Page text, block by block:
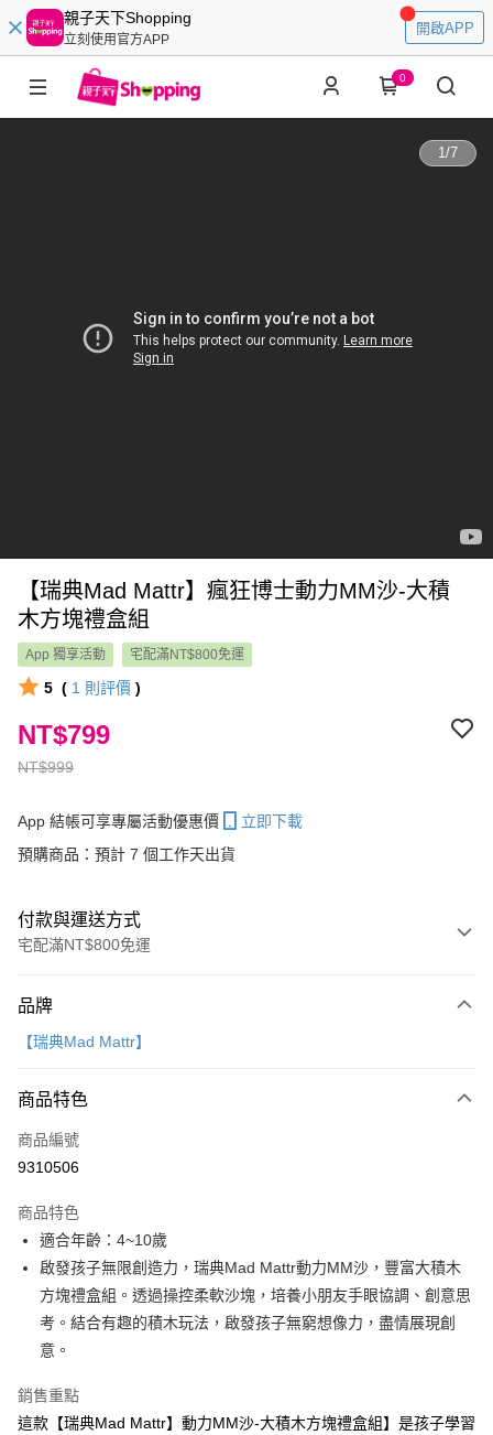
親子天下Shopping
立刻使用官方APP
開啟APP
0
1/7
【瑞典Mad Mattr】瘋狂博士動力MM沙-大積
木方塊禮盒組
App 獨享活動 宅配滿NT$800免運
5 ( 1 則評價 )
NT$999
NT$799
App 結帳可享專屬活動優惠價
立即下載
預購商品：預計 7 個工作天出貨
付款與運送方式
宅配滿NT$800免運
信用卡一次付款
Apple Pay
大哥付你分期
相關說明
1.本服務由台灣大哥大提供，台灣大哥大用戶可立即使用無須另外申請。
2.付款方式選擇「大哥付你分期」，訂單成立後會自動跳轉到大哥付的交易
流程，驗證手機門號後，選擇欲分期的期數、繳款截止日，確認付款後即完
成交易。
3.實際核准額度、可分期數及費用金額請依後續交易確認頁面所載為準。
4.訂單成立30分鐘內，如未前往確認交易或遇審核未通過，訂單將自動取
消。如遇「轉專審核」未通過狀況，表示未達大哥付你分期系統評分，恕無
法說明評估內容。
1.分期款項不併入電信帳單，「大哥付你分期」於每月結算日後寄送繳費提
2.透過簡訊連結打開帳單後，可選擇「超商條碼／台灣大直營門市／銀行轉
AFTEE先享後付
相關說明
【關於「AFTEE先享後付」】
便利好安心！
１．簡單：不需註冊會員、不需綁卡、不需儲值。
２．便利：只要手機號碼，簡訊認證，即可結帳。
３．安心：先確認商品／服務後，再付款。
【「AFTEE先享後付」結帳流程】
１．於結帳方式選擇「AFTEE先享後付」後，將跳轉至「AFTEE先享後付」
ATM付款
運送方式
每筆NT$70，滿NT$800(含以上)免運費
品牌
【瑞典Mad Mattr】
商品特色
商品編號
9310506
商品特色
適合年齡：4~10歲
啟發孩子無限創造力，瑞典Mad Mattr動力MM沙，豐富大積木
方塊禮盒組。透過操控柔軟沙塊，培養小朋友手眼協調、創意思
考。結合有趣的積木玩法，啟發孩子無窮想像力，盡情展現創
意。
銷售重點
這款【瑞典Mad Mattr】動力MM沙-大積木方塊禮盒組】是孩子學習